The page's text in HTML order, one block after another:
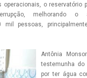
operacionais, o reservatório
melhorando o
mil pessoas,
Antônia
testemunha
por ter água